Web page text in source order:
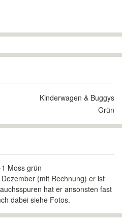
Kinderwagen & Buggys
Grün
Moss grün
(mit Rechnung) er ist
hat er ansonsten fast
dabei siehe Fotos.